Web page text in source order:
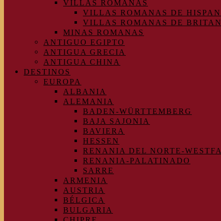
VILLAS ROMANAS
VILLAS ROMANAS DE
VILLAS ROMANAS DE
MINAS ROMANAS
ANTIGUO EGIPTO
ANTIGUA GRECIA
ANTIGUA CHINA
DESTINOS
EUROPA
ALBANIA
ALEMANIA
BADEN-WÜRTTEMBERG
BAJA SAJONIA
BAVIERA
HESSEN
RENANIA DEL NORTE-
RENANIA-PALATINADO
SARRE
ARMENIA
AUSTRIA
BÉLGICA
BULGARIA